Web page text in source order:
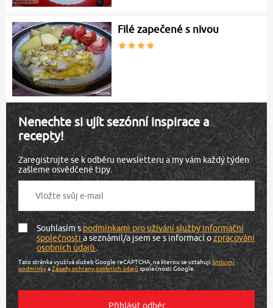
Filé zapečené s nivou
Nenechte si ujít sezónní inspirace a
recepty!
Zaregistrujte se k odběru newsletteru a my vám každý týden
zašleme osvědčené tipy.
Souhlasím spodmínkami pro užívání služby informační
společnostia seznámil/a jsem se s informací ozpracování
osobních údajů.
Tato stránka využívá služeb Google reCAPTCHA, na kterou se vztahujíSmluvní
podmínkyaZásady ochrany osobních údajů společnosti Google.